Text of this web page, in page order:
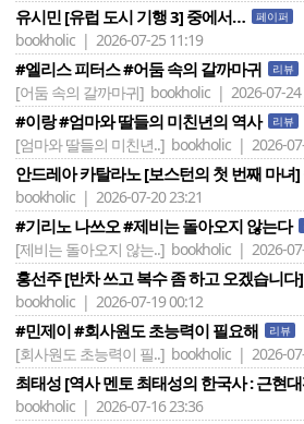
유시민 [유럽 도시 기행 3] 중에서… 페이퍼
bookholic | 2026-07-25 11:19
#엘리스 피터스 #어둠 속의 갈까마귀 리뷰
[어둠 속의 갈까마귀] bookholic | 2026-07-24
#이랑 #엄마와 딸들의 미친년의 역사 리뷰
[엄마와 딸들의 미친년..] bookholic | 2026-
안드레아 카탈라노 [보스턴의 첫 번째 마
bookholic | 2026-07-20 23:21
#기리노 나쓰오 #제비는 돌아오지 않는다
[제비는 돌아오지 않는..] bookholic | 2026-
홍선주 [반차 쓰고 복수 좀 하고 오겠습니
bookholic | 2026-07-19 00:12
#민제이 #회사원도 초능력이 필요해 리뷰
[회사원도 초능력이 필..] bookholic | 2026-
최태성 [역사 멘토 최태성의 한국사 : 근현
bookholic | 2026-07-16 23:36